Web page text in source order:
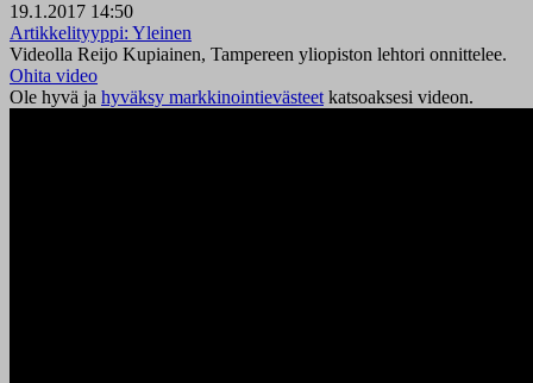
19.1.2017 14:50
Artikkelityyppi: Yleinen
Videolla Reijo Kupiainen, Tampereen yliopiston lehtori onnittelee.
Ohita video
Ole hyvä ja hyväksy markkinointievästeetkatsoaksesi videon.